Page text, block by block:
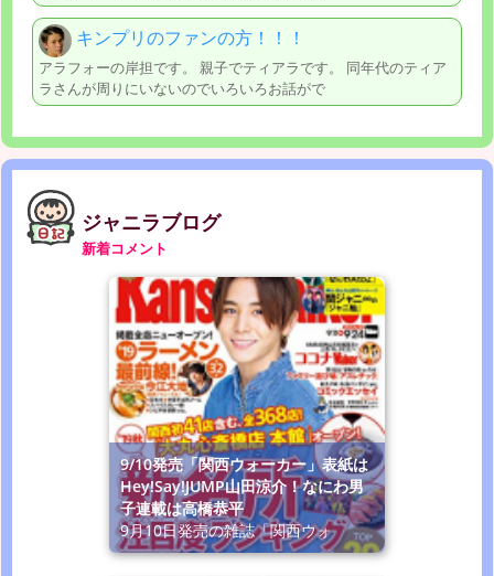
キンプリのファンの方！！！
アラフォーの岸担です。 親子でティアラです。 同年代のティア
ラさんが周りにいないのでいろいろお話がで
ジャニラブログ
新着コメント
9/10発売「関西ウォーカー」表紙は
Hey!Say!JUMP山田涼介！なにわ男
子連載は高橋恭平
9月10日発売の雑誌「関西ウォ